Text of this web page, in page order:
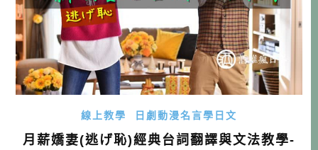
線上教學 日劇動漫名言學日文
月薪嬌妻(逃げ恥)經典台詞翻譯與文法教學-